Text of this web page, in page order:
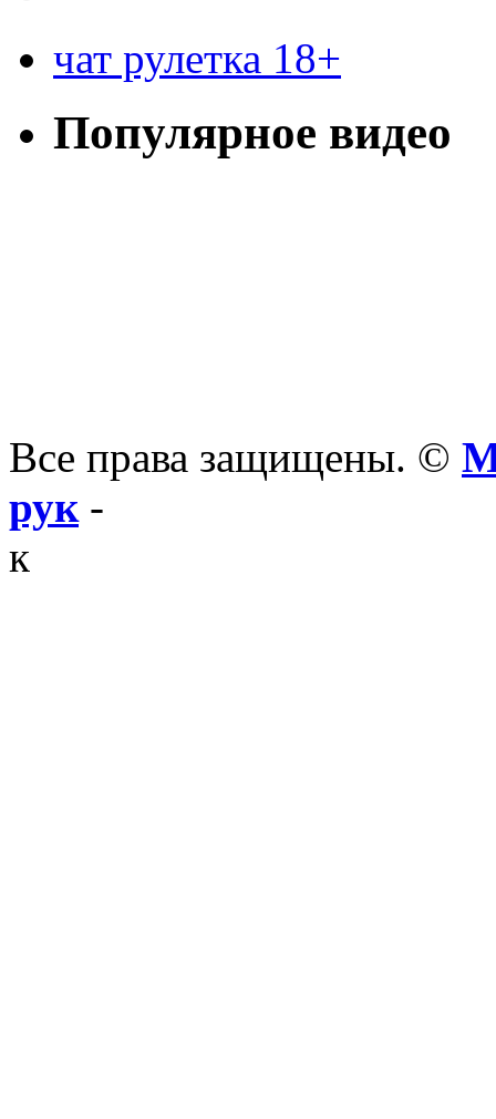
чат рулетка 18+
Популярное видео
Все права защищены. ©
рук-
к